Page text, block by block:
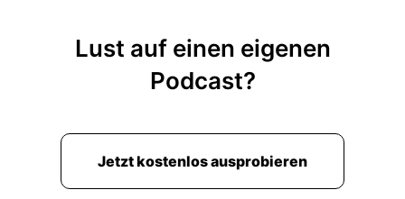
Lust auf einen eigenen
Podcast?
Jetzt kostenlos ausprobieren